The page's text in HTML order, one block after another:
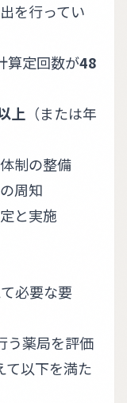
を行ってい
算定回数が48
上 （または年
制の整備
周知
と実施
必要な要
う薬局を評価
て以下を満た